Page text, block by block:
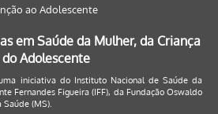
ao Adolescente
em Saúde da Mulher, da Criança
do Adolescente
iniciativa do Instituto Nacional de Saúde da
Fernandes Figueira (IFF), da Fundação Oswaldo
Saúde (MS).